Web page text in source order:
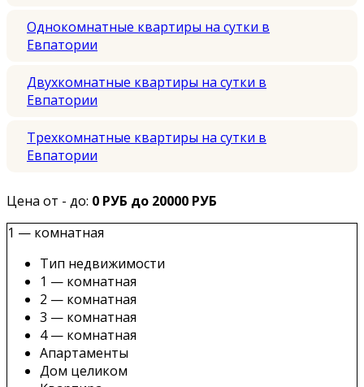
Однокомнатные квартиры на сутки в
Евпатории
Двухкомнатные квартиры на сутки в
Евпатории
Трехкомнатные квартиры на сутки в
Евпатории
Цена от - до: 0 РУБ до 20000 РУБ
1 — комнатная
Тип недвижимости
1 — комнатная
2 — комнатная
3 — комнатная
4 — комнатная
Апартаменты
Дом целиком